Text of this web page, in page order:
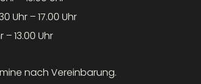
Uhr – 17.00 Uhr
– 13.00 Uhr
nach Vereinbarung.